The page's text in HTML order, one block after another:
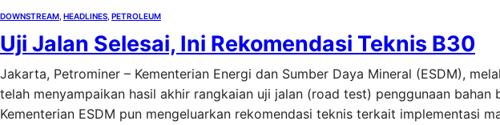
DOWNSTREAM HEADLINES PETROLEUM
Uji Jalan Selesai, Ini Rekomendasi Teknis B30
Jakarta, Petrominer – Kementerian Energi dan Sumber Daya Mineral (ESDM),
telah menyampaikan hasil akhir rangkaian uji jalan (road test) penggunaan bahan
Kementerian ESDM pun mengeluarkan rekomendasi teknis terkait implementasi